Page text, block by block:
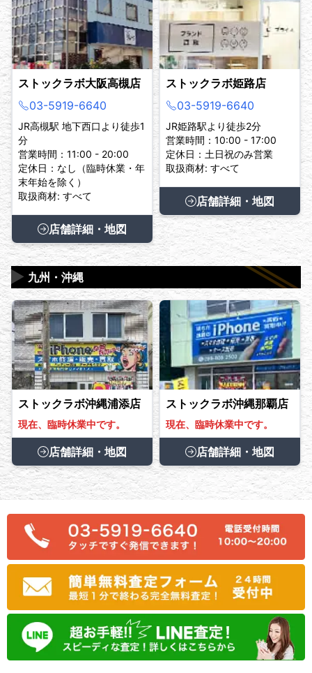
ストックラボ大阪高槻店
03-5919-6640
JR高槻駅 地下西口より徒歩1
分
営業時間：11:00 - 20:00
定休日：なし（臨時休業・年
末年始を除く）
取扱商材: すべて
店舗詳細・地図
ストックラボ姫路店
03-5919-6640
JR姫路駅より徒歩2分
営業時間：10:00 - 17:00
定休日：土日祝のみ営業
取扱商材: すべて
店舗詳細・地図
九州・沖縄
▶
ストックラボ沖縄浦添店
現在、臨時休業中です。
店舗詳細・地図
ストックラボ沖縄那覇店
現在、臨時休業中です。
店舗詳細・地図